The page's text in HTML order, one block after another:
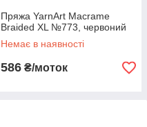
Пряжа YarnArt Macrame
Braided XL №773, червоний
Немає в наявності
586 ₴/моток